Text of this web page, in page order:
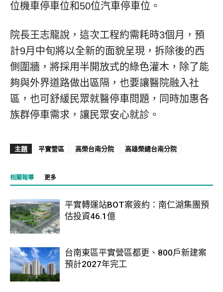
位機車停車位和50位汽車停車位。
院長王志龍說，這次工程約需耗時3個月，預
計9月中旬將以全新的面貌呈現，拆除後的西
側圍牆，將採用半開放式的綠色灌木，除了能
夠與外界道路做出區隔，也要讓醫院融入社
區，也可舒緩民眾就醫停車問題，同時加惠各
族群停車需求，讓民眾安心就診。
主題 平實營區 高榮台南分院 高雄榮總台南分院
相關報導 更多
平實轉運站BOT案簽約：南仁湖集團預
估投資46.1億
台南東區平實營區都更、800戶新建案
預計2027年完工